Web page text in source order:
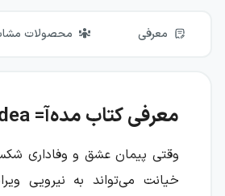
معرفی محصولات
معرفی کتاب مده‌آ= Modea
وقتی پیمان عشق و وفاداری
خیانت می‌تواند به نیرویی